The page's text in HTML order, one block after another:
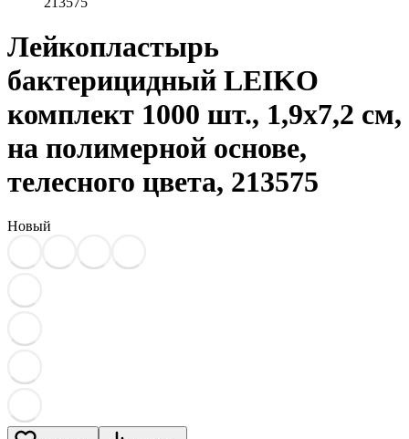
Лейкопластырь
бактерицидный LEIKO
комплект 1000 шт., 1,9х7,2 см,
на полимерной основе,
телесного цвета, 213575
Новый